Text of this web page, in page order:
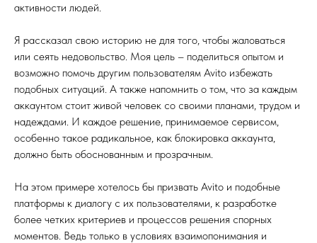
активности людей.
Я рассказал свою историю не для того, чтобы жаловаться
или сеять недовольство. Моя цель – поделиться опытом и
возможно помочь другим пользователям Avito избежать
подобных ситуаций. А также напомнить о том, что за каждым
аккаунтом стоит живой человек со своими планами, трудом и
надеждами. И каждое решение, принимаемое сервисом,
особенно такое радикальное, как блокировка аккаунта,
должно быть обоснованным и прозрачным.
На этом примере хотелось бы призвать Avito и подобные
платформы к диалогу с их пользователями, к разработке
более четких критериев и процессов решения спорных
моментов. Ведь только в условиях взаимопонимания и